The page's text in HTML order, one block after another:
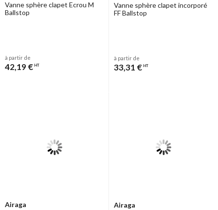
Vanne sphère clapet Ecrou M
Ballstop
à partir de
42,19 € HT
Vanne sphère clapet incorporé
FF Ballstop
à partir de
33,31 € HT
Airaga
Airaga